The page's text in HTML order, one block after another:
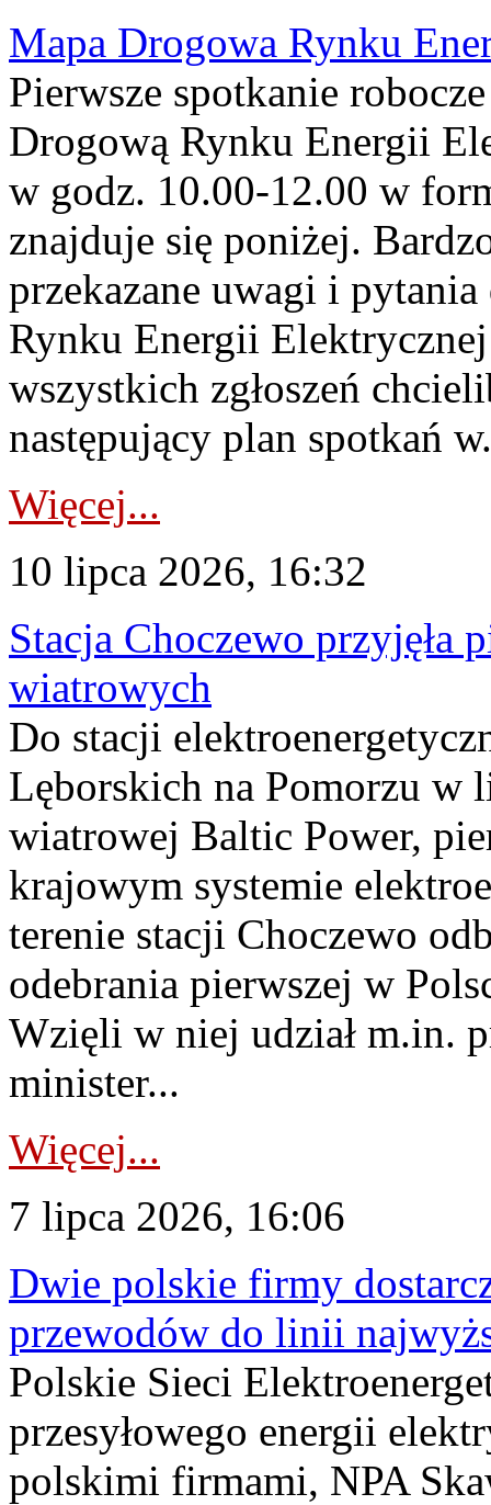
Mapa Drogowa Rynku
Pierwsze spotkanie
Drogową Rynku Energii
w godz. 10.00-12.00 w
znajduje się poniżej.
przekazane uwagi i
Rynku Energii
wszystkich zgłoszeń
następujący plan spotkań
Więcej...
10 lipca 2026, 16:32
Stacja Choczewo przyjęła
wiatrowych
Do stacji
Lęborskich na Pomorzu w
wiatrowej Baltic Power,
krajowym systemie
terenie stacji Choczewo
odebrania pierwszej w
Wzięli w niej udział m.in.
minister...
Więcej...
7 lipca 2026, 16:06
Dwie polskie firmy
przewodów do linii
Polskie Sieci
przesyłowego energii
polskimi firmami, NPA